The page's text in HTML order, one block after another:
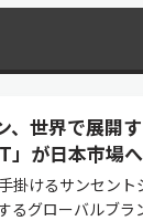
、世界で展開
」が日本市場
掛けるサンセン
るグローバルブラ